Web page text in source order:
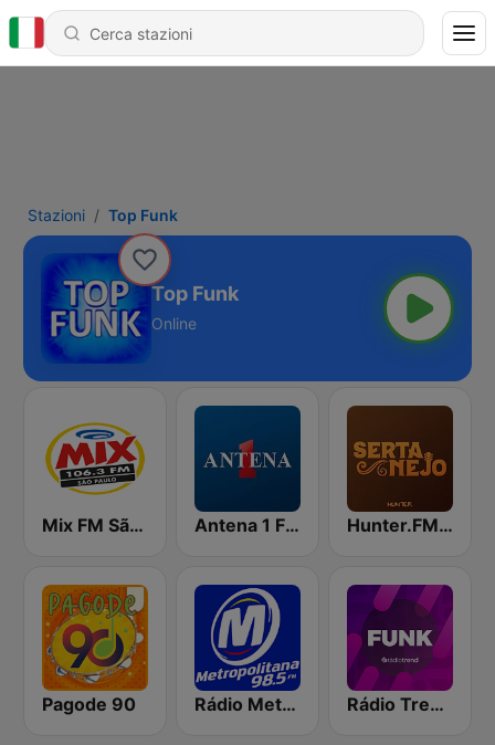
Stazioni Top Funk
Top Funk
Online
Mix FM São Paulo Antena 1 FM Hunter.FM - Sertanejo
Pagode 90 Rádio Metropolitana 98.5 FM Rádio Trend - Funk